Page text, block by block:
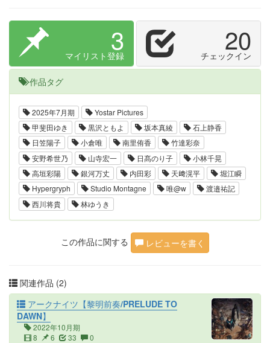
3
マイリスト登録 20
チェックイン
作品タグ
2025年7月期
Yostar Pictures
甲斐田ゆき
黒沢ともよ 坂本真綾
石上静香
日笠陽子
小倉唯 南里侑香
竹達彩奈
安野希世乃
山寺宏一 日髙のり子
小林千晃
高垣彩陽
銀河万丈 内田彩 天﨑滉平
堀江瞬
Hypergryph
Studio Montagne 唯@w
渡邉祐記
西川将貴
林ゆうき
この作品に関する レビューを書く
関連作品 (2)
アークナイツ【黎明前奏/PRELUDE TO
DAWN】
2022年10月期
8
6 33 0